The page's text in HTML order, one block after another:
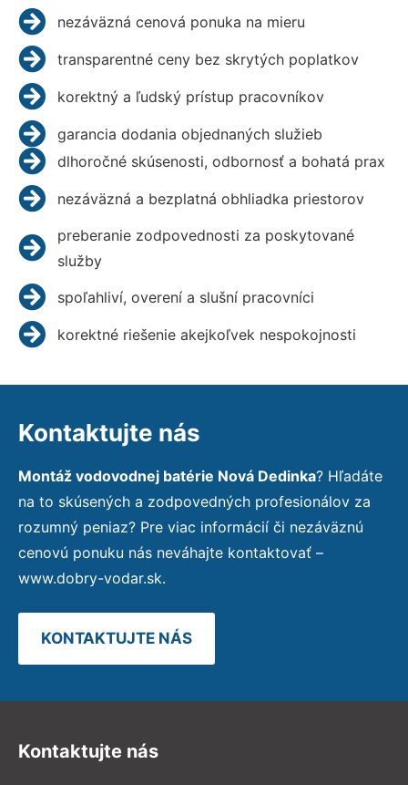
nezáväzná cenová ponuka na mieru
transparentné ceny bez skrytých poplatkov
korektný a ľudský prístup pracovníkov
garancia dodania objednaných služieb
dlhoročné skúsenosti, odbornosť a bohatá prax
nezáväzná a bezplatná obhliadka priestorov
preberanie zodpovednosti za poskytované
služby
spoľahliví, overení a slušní pracovníci
korektné riešenie akejkoľvek nespokojnosti
Kontaktujte nás
Montáž vodovodnej batérie Nová Dedinka? Hľadáte
na to skúsených a zodpovedných profesionálov za
rozumný peniaz? Pre viac informácií či nezáväznú
cenovú ponuku nás neváhajte kontaktovať –
www.dobry-vodar.sk.
KONTAKTUJTE NÁS
Kontaktujte nás